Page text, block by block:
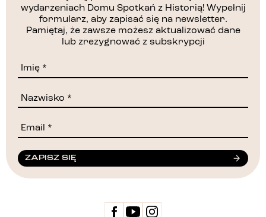
wydarzeniach Domu Spotkań z Historią! Wypełnij
formularz, aby zapisać się na newsletter.
Pamiętaj, że zawsze możesz aktualizować dane
lub zrezygnować z subskrypcji
ZAPISZ SIĘ